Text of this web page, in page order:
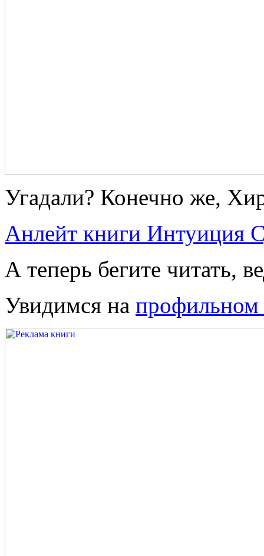
Угадали? Конечно же,
Анлейт книги Интуиция
А теперь бегите читать,
Увидимся на профильном